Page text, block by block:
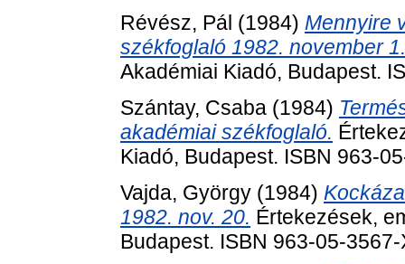
Révész, Pál (1984) Mennyire
székfoglaló 1982. november 1.
Akadémiai Kiadó, Budapest.
Szántay, Csaba (1984)
akadémiai székfoglaló.
Kiadó, Budapest. ISBN 963-
Vajda, György (1984)
1982. nov. 20. Értekezések,
Budapest. ISBN 963-05-3567-